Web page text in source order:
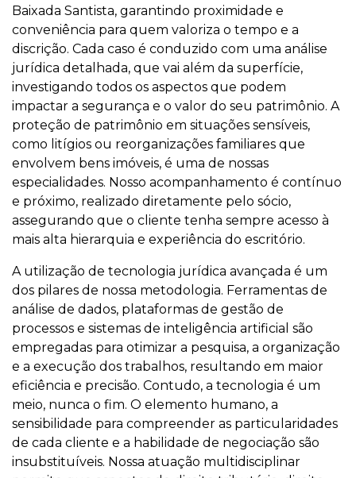
Baixada Santista, garantindo proximidade e
conveniência para quem valoriza o tempo e a
discrição. Cada caso é conduzido com uma análise
jurídica detalhada, que vai além da superfície,
investigando todos os aspectos que podem
impactar a segurança e o valor do seu patrimônio. A
proteção de patrimônio em situações sensíveis,
como litígios ou reorganizações familiares que
envolvem bens imóveis, é uma de nossas
especialidades. Nosso acompanhamento é contínuo
e próximo, realizado diretamente pelo sócio,
assegurando que o cliente tenha sempre acesso à
mais alta hierarquia e experiência do escritório.
A utilização de tecnologia jurídica avançada é um
dos pilares de nossa metodologia. Ferramentas de
análise de dados, plataformas de gestão de
processos e sistemas de inteligência artificial são
empregadas para otimizar a pesquisa, a organização
e a execução dos trabalhos, resultando em maior
eficiência e precisão. Contudo, a tecnologia é um
meio, nunca o fim. O elemento humano, a
sensibilidade para compreender as particularidades
de cada cliente e a habilidade de negociação são
insubstituíveis. Nossa atuação multidisciplinar